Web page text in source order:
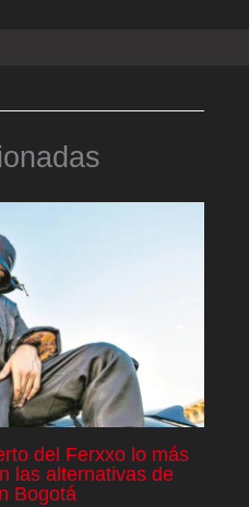
del Ferxxo lo más
las alternativas de
Bogotá